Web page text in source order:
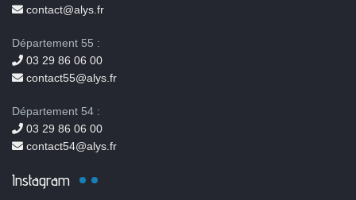
contact@alys.fr
Département 55 :
03 29 86 06 00
contact55@alys.fr
Département 54 :
03 29 86 06 00
contact54@alys.fr
Instagram